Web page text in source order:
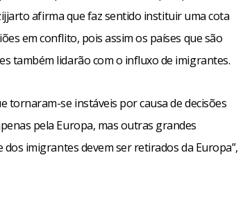
afirma que faz sentido instituir uma cota
em conflito, pois assim os países que são
também lidarão com o influxo de imigrantes.
tornaram-se instáveis por causa de decisões
pela Europa, mas outras grandes
dos imigrantes devem ser retirados da Europa”,